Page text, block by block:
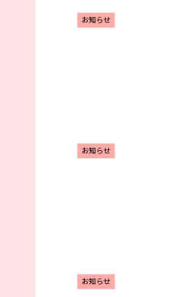
お知らせ
お知らせ
お知らせ